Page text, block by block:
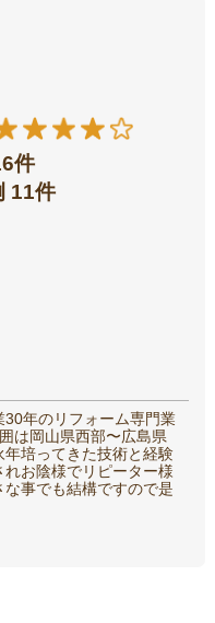
件
11件
30年のリフォーム専門業
は岡山県西部〜広島県
培ってきた技術と経験
お陰様でリピーター様
事でも結構ですので是